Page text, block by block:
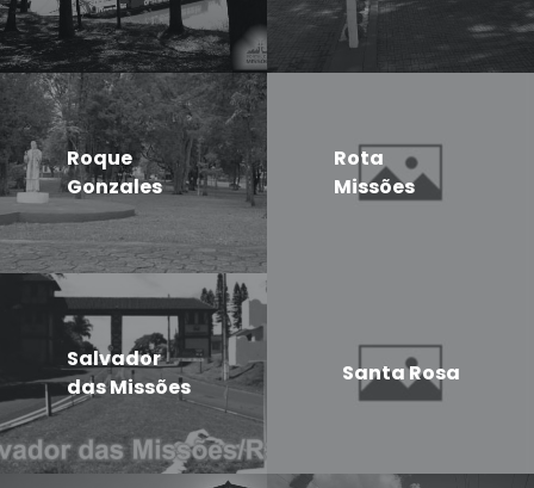
Roque
Gonzales
Rota
Missões
Salvador
das Missões
Santa Rosa